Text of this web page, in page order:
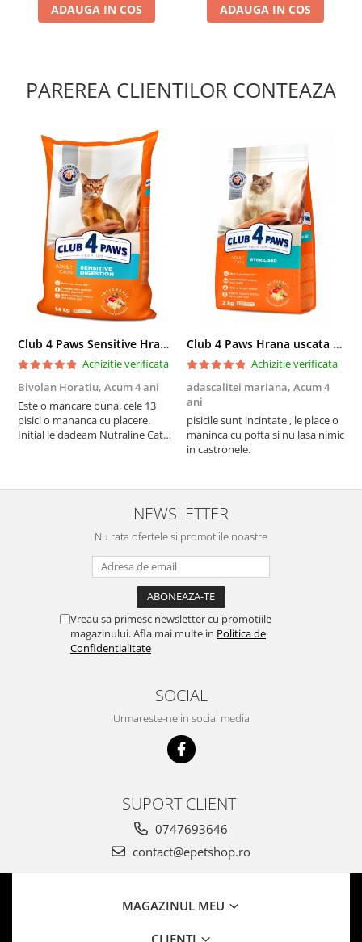
ADAUGA IN COS ADAUGA IN COS
PAREREA CLIENTILOR CONTEAZA
Club 4 Paws Sensitive Hrana uscata pisici adulte, 14kg
Achizitie verificata
Bivolan Horatiu, Acum 4 ani
Este o mancare buna, cele 13
pisici o mananca cu placere.
Initial le dadeam Nutraline Cat
nu o mananca cu placere. Eu
sunt multumit si voi continua cu
Club 4 Paws Hrana uscata pisici sterilizate, 2kg
Achizitie verificata
adascalitei mariana, Acum 4
ani
pisicile sunt incintate , le place o
maninca cu pofta si nu lasa nimic
in castronele.
NEWSLETTER
Nu rata ofertele si promotiile noastre
Vreau sa primesc newsletter cu promotiile
magazinului. Afla mai multe in Politica de
Confidentialitate
SOCIAL
Urmareste-ne in social media
SUPORT CLIENTI
0747693646
contact@epetshop.ro
MAGAZINUL MEU
CLIENTI